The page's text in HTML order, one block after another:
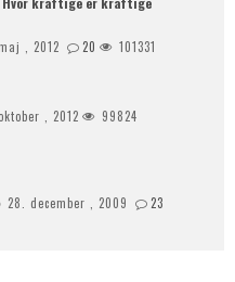
, 2012 20 101331
, 2012 99824
28. december , 2009
23